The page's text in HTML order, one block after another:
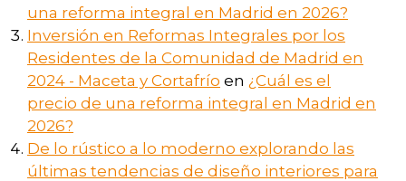
una reforma integral en Madrid en 2026?
Inversión en Reformas Integrales por los
Residentes de la Comunidad de Madrid en
2024 - Maceta y Cortafrío en ¿Cuál es el
precio de una reforma integral en Madrid en
2026?
De lo rústico a lo moderno explorando las
últimas tendencias de diseño interiores para